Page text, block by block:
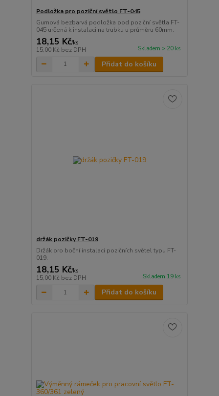
Podložka pro poziční světlo FT-045
Gumová bezbarvá podložka pod poziční světla FT-
045 určená k instalaci na trubku u průměru 60mm.
18,15 Kč/ks
15,00 Kč bez DPH Skladem > 20 ks
Přidat do košíku
držák pozičky FT-019
Držák pro boční instalaci pozičních světel typu FT-
019.
18,15 Kč/ks
15,00 Kč bez DPH Skladem 19 ks
Přidat do košíku